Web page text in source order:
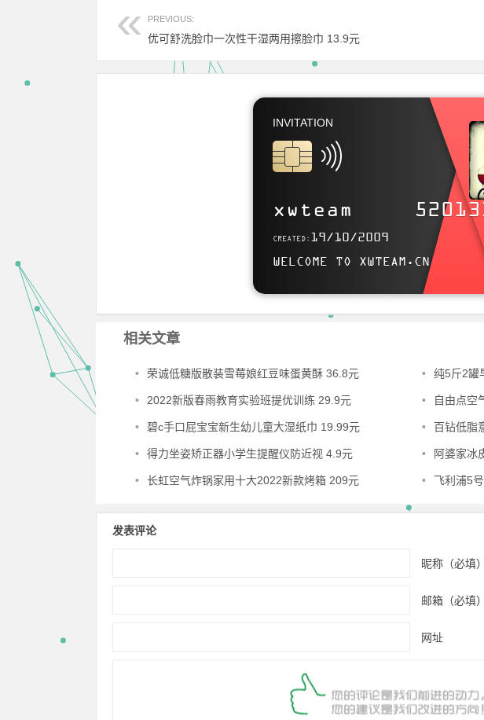
PREVIOUS:
优可舒洗脸巾一次性干湿两用擦脸巾 13.9元
INVITATION
xwteam
CREATED: 19/10/2009
WELCOME TO XWTEAM.CN
Use this card to join MyBlog and participate in a pleasant
Welcome to XwTeam ' s Blog ,
相关文章
• 荣诚低糖版散装雪莓娘红豆味蛋黄酥 36.8元 • 纯5斤2罐
• 2022新版春雨教育实验班提优训练 29.9元 • 自由点空
• 碧c手口屁宝宝新生幼儿童大湿纸巾 19.99元 • 百钻低脂
• 得力坐姿矫正器小学生提醒仪防近视 4.9元 • 阿婆家冰
• 长虹空气炸锅家用十大2022新款烤箱 209元 • 飞利浦5
发表评论
昵称（必填）
邮箱（必填）
网址